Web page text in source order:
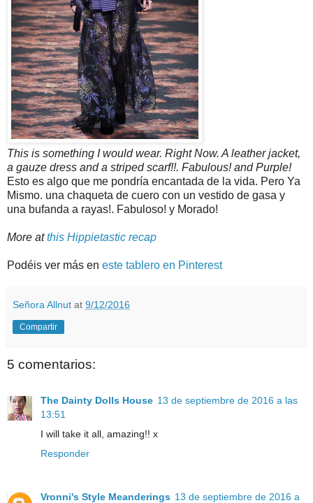
This is something I would wear. Right Now. A leather jacket,
a gauze dress and a striped scarf!!. Fabulous! and Purple!
Esto es algo que me pondría encantada de la vida. Pero Ya
Mismo. una chaqueta de cuero con un vestido de gasa y
una bufanda a rayas!. Fabuloso! y Morado!
More atthis Hippietastic recap
Podéis ver más en este tablero en Pinterest
Señora Allnut at 9/12/2016
Compartir
5 comentarios:
The Dainty Dolls House 13 de septiembre de 2016 a las
13:51
I will take it all, amazing!! x
Responder
Vronni's Style Meanderings 13 de septiembre de 2016 a